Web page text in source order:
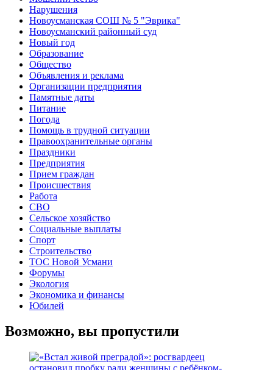
Нарушения
Новоусманская СОШ № 5 "Эврика"
Новоусманский районный суд
Новый год
Образование
Общество
Объявления и реклама
Организации предприятия
Памятные даты
Питание
Погода
Помощь в трудной ситуации
Правоохранительные органы
Праздники
Предприятия
Прием граждан
Происшествия
Работа
СВО
Сельское хозяйство
Социальные выплаты
Спорт
Строительство
ТОС Новой Усмани
Форумы
Экология
Экономика и финансы
Юбилей
Возможно, вы пропустили